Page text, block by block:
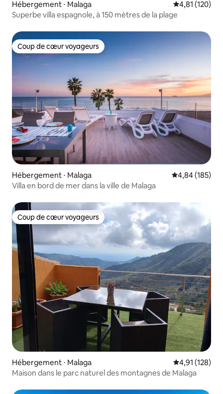
Hébergement ⋅ Malaga Évaluation
4,81 (120)
Superbe villa espagnole, à 150 mètres de la plage
Coup de cœur voyageurs
Coup de cœur voyageurs
Hébergement ⋅ Malaga Évaluation
4,84 (185)
Villa en bord de mer dans la ville de Malaga
Coup de cœur voyageurs
Coup de cœur voyageurs
Hébergement ⋅ Malaga Évaluation
4,91 (128)
Maison dans le parc naturel des montagnes de Malaga